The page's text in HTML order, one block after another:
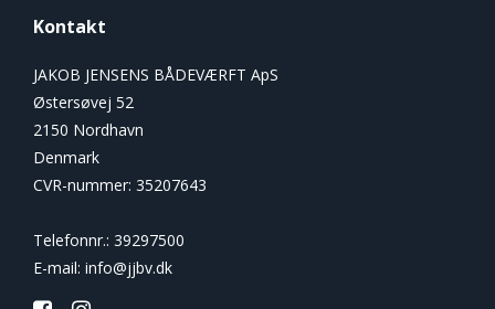
Kontakt
JAKOB JENSENS BÅDEVÆRFT ApS
Østersøvej 52
2150 Nordhavn
Denmark
CVR-nummer: 35207643
Telefonnr.: 39297500
E-mail: info@jjbv.dk